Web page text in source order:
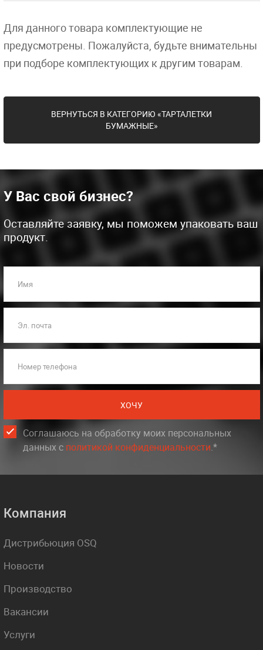
Для данного товара комплектующие не
предусмотрены. Пожалуйста, будьте внимательны
при подборе комплектующих к другим товарам.
ВЕРНУТЬСЯ В КАТЕГОРИЮ «ТАРТАЛЕТКИ
БУМАЖНЫЕ»
У Вас свой бизнес?
Оставляйте заявку, мы поможем упаковать ваш
продукт.
Имя
Эл. почта
Номер телефона
ХОЧУ
Соглашаюсь на обработку моих персональных
данных c политикой конфиденциальности.*
Компания
Дистрибьюция OSQ
Новости
Производство
Вакансии
Услуги